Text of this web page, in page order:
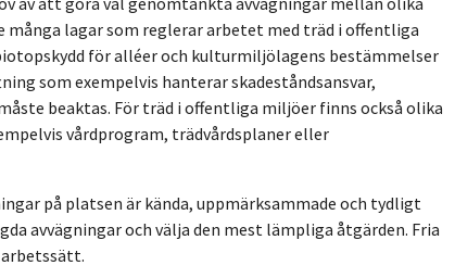
många lagar som reglerar arbetet med träd i offentliga
för alléer och kulturmiljölagens bestämmelser
som exempelvis hanterar skadeståndsansvar,
beaktas. För träd i offentliga miljöer finns också olika
vårdprogram, trädvårdsplaner eller
på platsen är kända, uppmärksammade och tydligt
avvägningar och välja den mest lämpliga åtgärden. Fria